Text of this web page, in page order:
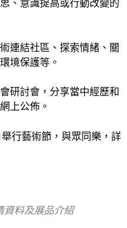
、意識提高或行動改變的
連結社區、探索情緒、關
境保護等。
研討會，分享當中經歷和
上公佈。
行藝術節，與眾同樂，詳
資料及展品介紹